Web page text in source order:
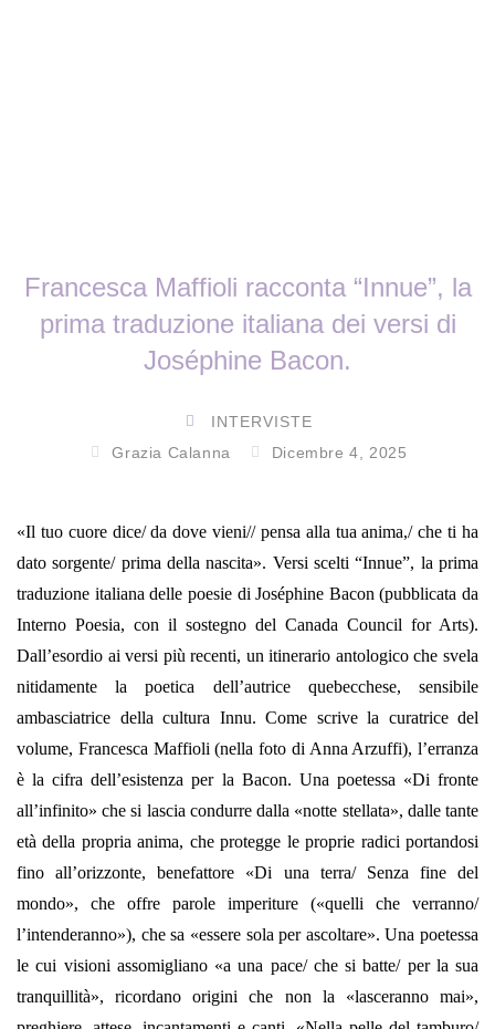
Francesca Maffioli racconta “Innue”, la
prima traduzione italiana dei versi di
Joséphine Bacon.
INTERVISTE
Grazia Calanna
Dicembre 4, 2025
«Il tuo cuore dice/ da dove vieni// pensa alla tua anima,/ che ti ha
dato sorgente/ prima della nascita». Versi scelti “Innue”, la prima
traduzione italiana delle poesie di Joséphine Bacon (pubblicata da
Interno Poesia, con il sostegno del Canada Council for Arts).
Dall’esordio ai versi più recenti, un itinerario antologico che svela
nitidamente la poetica dell’autrice quebecchese, sensibile
ambasciatrice della cultura Innu. Come scrive la curatrice del
volume, Francesca Maffioli (nella foto di Anna Arzuffi), l’erranza
è la cifra dell’esistenza per la Bacon. Una poetessa «Di fronte
all’infinito» che si lascia condurre dalla «notte stellata», dalle tante
età della propria anima, che protegge le proprie radici portandosi
fino all’orizzonte, benefattore «Di una terra/ Senza fine del
mondo», che offre parole imperiture («quelli che verranno/
l’intenderanno»), che sa «essere sola per ascoltare». Una poetessa
le cui visioni assomigliano «a una pace/ che si batte/ per la sua
tranquillità», ricordano origini che non la «lasceranno mai»,